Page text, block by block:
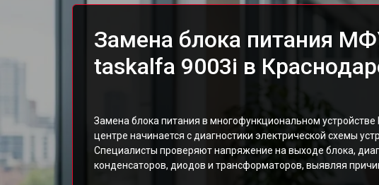
Замена блока питания
taskalfa 9003i в
Замена блока питания в многофункциональном
центре начинается с диагностики электрической схемы
Специалисты проверяют напряжение на выходе блока,
конденсаторов, диодов и трансформаторов, выявляя